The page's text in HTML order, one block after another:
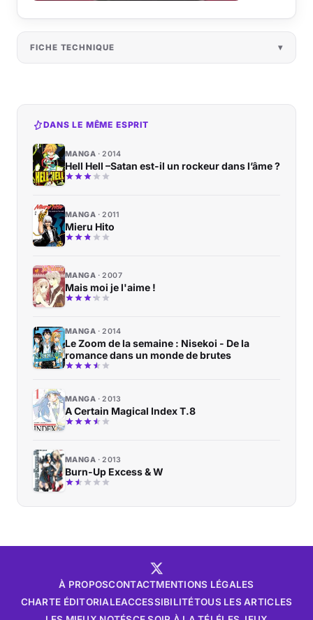
FICHE TECHNIQUE
DANS LE MÊME ESPRIT
MANGA 2014
Hell Hell –Satan est-il un rockeur dans l’âme ?
MANGA 2011
Mieru Hito
MANGA 2007
Mais moi je l'aime !
MANGA 2014
Le Zoom de la semaine : Nisekoi - De la
romance dans un monde de brutes
MANGA 2013
A Certain Magical Index T.8
MANGA 2013
Burn-Up Excess & W
À PROPOSCONTACTMENTIONS LÉGALES
CHARTE ÉDITORIALEACCESSIBILITÉTOUS LES ARTICLES